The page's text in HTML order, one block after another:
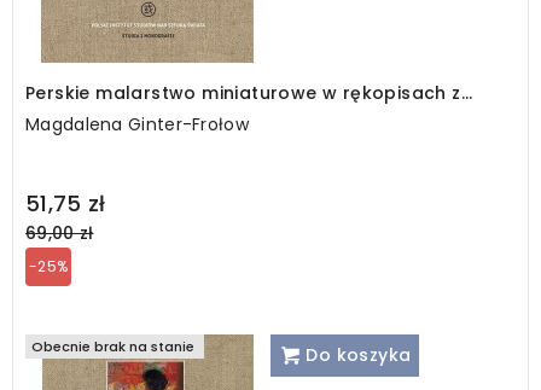
Perskie malarstwo miniaturowe w rękopisach z
polskich zbiorów
Magdalena Ginter-Frołow
51,75 zł
Regular
price
69,00 zł
-25%
Obecnie brak na stanie Do koszyka